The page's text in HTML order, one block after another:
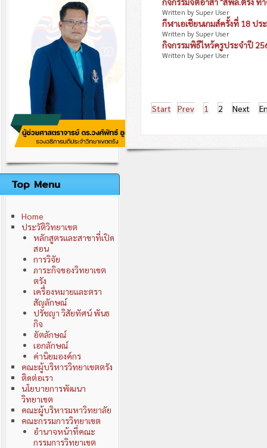
คณะผู้บริหารวิทยาเขตตรัง
นโยบายการพัฒนาวิทยาเขต
คณะผู้บริหารมหาวิทยาลัย
คณะกรรมการวิทยาเขต
อำนาจหน้าที่คณะกรรมการวิทยาเขต
Top Menu
Home
ประวัติวิทยาเขต
หลักสูตรและสาขาที่เปิด
สอน
การวิจัย
ภาระกิจของวิทยาเขต
ตรัง
เครื่องหมายและตรา
สัญลักษณ์
ปรัชญา วิสัยทัศน์ พันธ
กิจ
อัตลักษณ์
เอกลักษณ์
ค่านิยมองค์กร
คณะผู้บริหารวิทยาเขตตรัง
ติดต่อเรา
นโยบายการพัฒนา
วิทยาเขต
คณะผู้บริหารมหาวิทยาลัย
คณะกรรมการวิทยาเขต
อำนาจหน้าที่คณะ
กรรมการวิทยาเขต
Written by Super User
กีฬาเอเชียนเกมส์ครั้งที่ 18 ปร
Written by Super User
กิจกรรมพิธีไหว้ครูประจำปี
Written by Super User
Start Prev 1 2 Next